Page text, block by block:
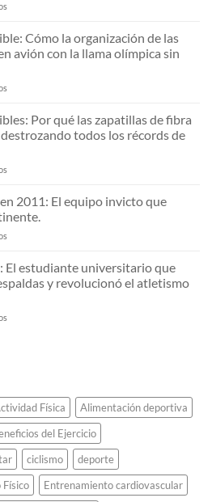
tetracampeonato
la
Cómo
cruzados
dominaron
una
del
chileno.
Cómo la organización de las
avión con la llama olímpica sin
incombustible:
la
de
Olimpiadas
en
avión
la
llama
olímpica
que
Por qué las zapatillas de fibra
todos los récords de
resortes
Por
qué
zapatillas
fibra
carbono
de
maratón.
2011: El equipo invicto que
U
Sampaoli
2011:
al
continente.
El estudiante universitario que
y revolucionó el atletismo
universitario
que
decidió
saltar
espaldas
y
revolucionó
Física
Alimentación deportiva
del Ejercicio
ciclismo
deporte
Físico
Entrenamiento cardiovascular